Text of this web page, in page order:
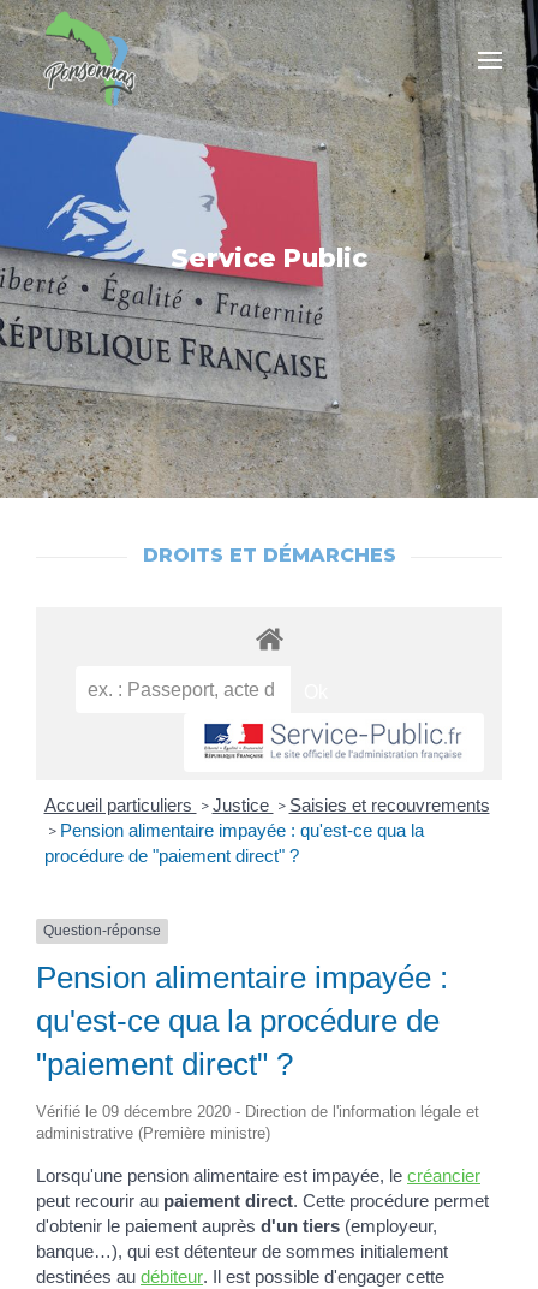
Service Public
DROITS ET DÉMARCHES
Accueil particuliers > Justice > Saisies et recouvrements
> Pension alimentaire impayée : qu'est-ce qua la
procédure de "paiement direct" ?
Question-réponse
Pension alimentaire impayée :
qu'est-ce qua la procédure de
"paiement direct" ?
Vérifié le 09 décembre 2020 - Direction de l'information légale et
administrative (Première ministre)
Lorsqu'une pension alimentaire est impayée, le créancier
peut recourir au paiement direct. Cette procédure permet
d'obtenir le paiement auprès d'un tiers (employeur,
banque…), qui est détenteur de sommes initialement
destinées au débiteur. Il est possible d'engager cette